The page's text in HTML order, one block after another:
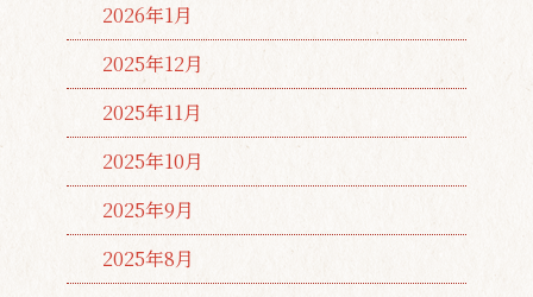
2026年1月
2025年12月
2025年11月
2025年10月
2025年9月
2025年8月